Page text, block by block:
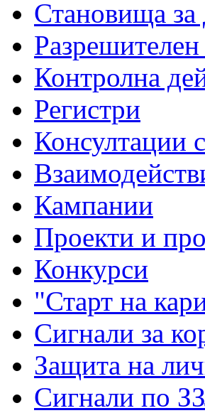
Становища за
Контролна
Регистри
Консултации
Кампании
Проекти и
Конкурси
"Старт на
Сигнали за
Защита на
Сигнали по